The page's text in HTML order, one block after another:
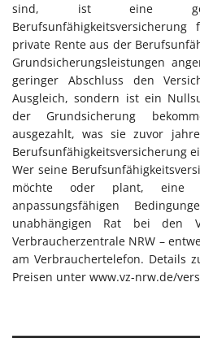
sind, ist eine
private Rente aus der
Grundsicherungsleistungen
geringer Abschluss den
Ausgleich, sondern ist ein
der Grundsicherung
ausgezahlt, was sie zuvor
Berufsunfähigkeitsversicherung
Wer seine
möchte oder plant, eine
anpassungsfähigen
unabhängigen Rat bei den
Verbraucherzentrale NRW –
am Verbrauchertelefon. Details
Preisen unter www.vz-nrw.de/